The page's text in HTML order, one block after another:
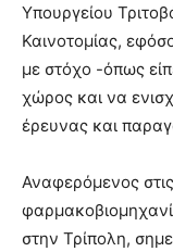
Υπουργείου
Καινοτομίας,
με στόχο -όπως
χώρος και να
έρευνας και
Αναφερόμενος
στην Τρίπολη,